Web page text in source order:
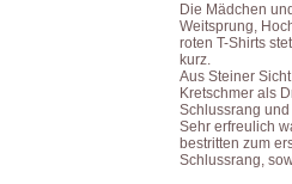
Die Mädchen
Weitsprung,
roten T-Shirts
kurz.
Aus Steiner
Kretschmer als
Schlussrang
Sehr erfreulich
bestritten zum
Schlussrang,